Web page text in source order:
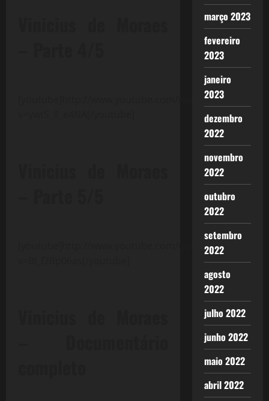
[youtube]http://www.youtube.com/watch?
[youtube]http://www.youtube.com/watch?
março 2023
fevereiro
2023
janeiro
2023
dezembro
2022
novembro
2022
outubro
2022
setembro
2022
agosto
2022
julho 2022
junho 2022
maio 2022
abril 2022